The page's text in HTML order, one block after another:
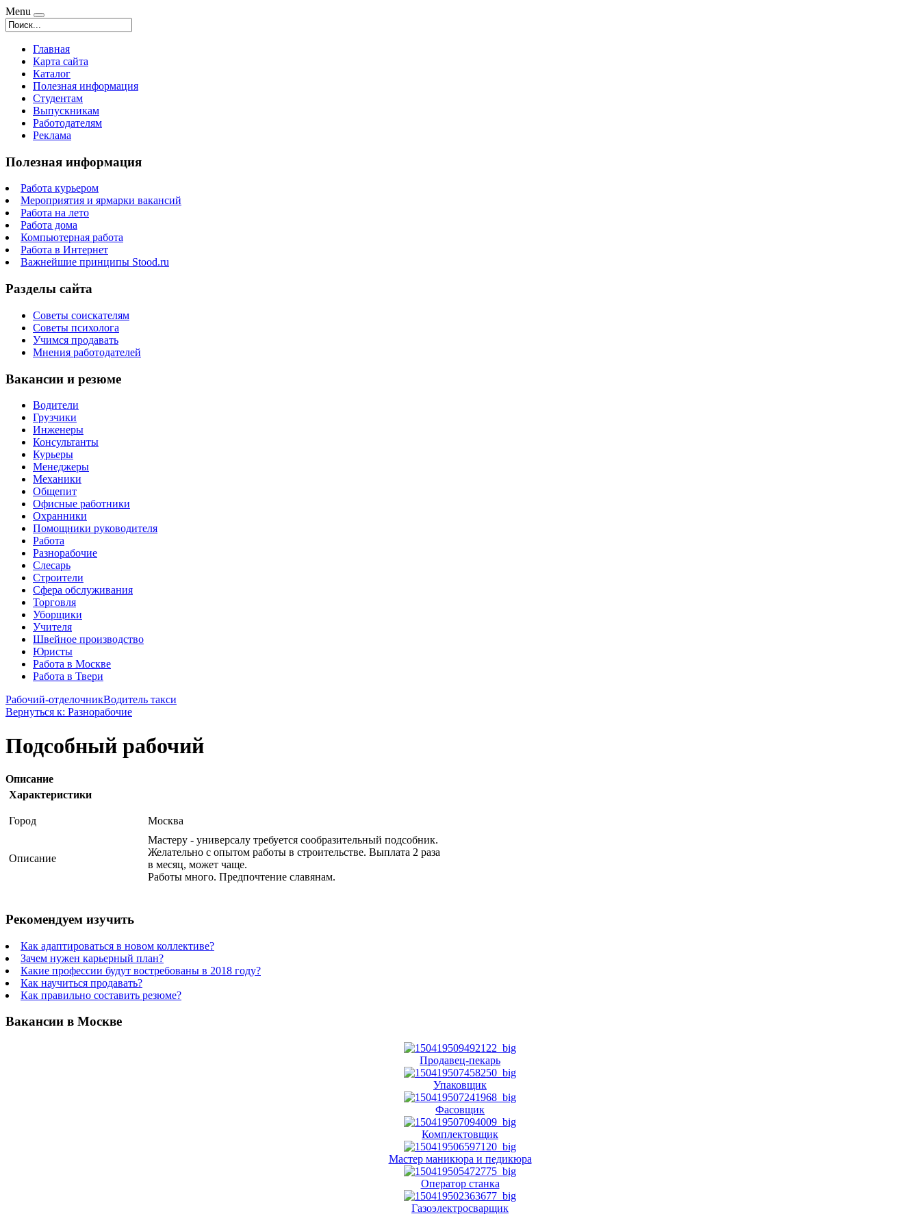
Menu
Главная
Карта сайта
Каталог
Полезная информация
Студентам
Выпускникам
Работодателям
Реклама
Полезная информация
Работа курьером
Мероприятия и ярмарки вакансий
Работа на лето
Работа дома
Компьютерная работа
Работа в Интернет
Важнейшие принципы Stood.ru
Разделы сайта
Советы соискателям
Советы психолога
Учимся продавать
Мнения работодателей
Вакансии и резюме
Водители
Грузчики
Инженеры
Консультанты
Курьеры
Менеджеры
Механики
Общепит
Офисные работники
Охранники
Помощники руководителя
Работа
Разнорабочие
Слесарь
Строители
Сфера обслуживания
Торговля
Уборщики
Учителя
Швейное производство
Юристы
Работа в Москве
Работа в Твери
Рабочий-отделочникВодитель такси
Вернуться к: Разнорабочие
Подсобный рабочий
Описание
Характеристики
Город Москва
Описание
Мастеру - универсалу требуется сообразительный подсобник.
Желательно с опытом работы в строительстве. Выплата 2 раза
в месяц, может чаще.
Работы много. Предпочтение славянам.
Рекомендуем изучить
Как адаптироваться в новом коллективе?
Зачем нужен карьерный план?
Какие профессии будут востребованы в 2018 году?
Как научиться продавать?
Как правильно составить резюме?
Вакансии в Москве
Продавец-пекарь
Упаковщик
Фасовщик
Комплектовщик
Мастер маникюра и педикюра
Оператор станка
Газоэлектросварщик